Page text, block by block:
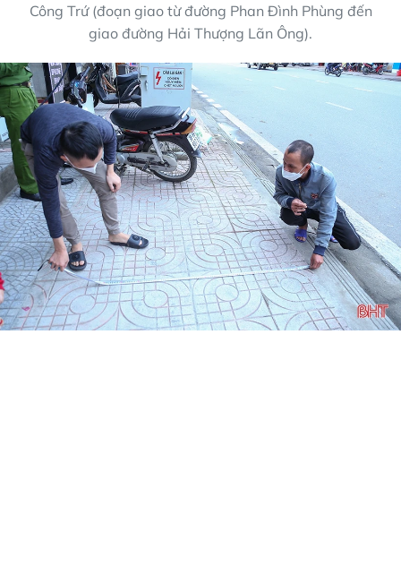
Công Trứ (đoạn giao từ đường Phan Đình Phùng đến
giao đường Hải Thượng Lãn Ông).